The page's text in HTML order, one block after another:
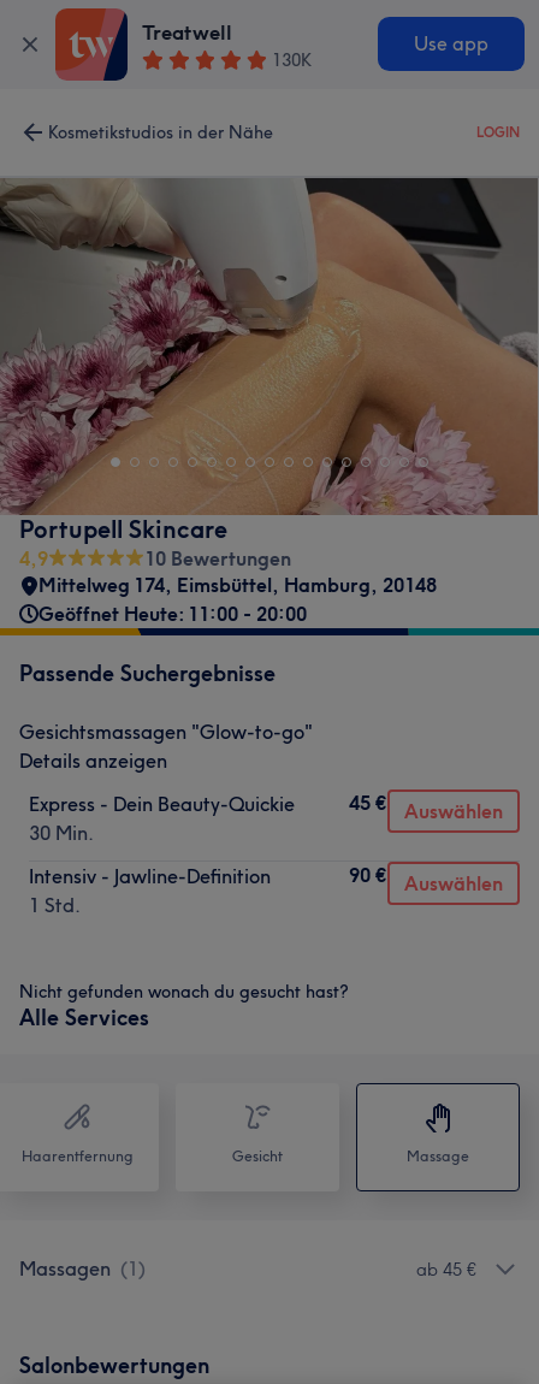
Treatwell
130K
Use app
Kosmetikstudios in der Nähe LOGIN
Portupell Skincare
4,9
10 Bewertungen
Mittelweg 174, Eimsbüttel, Hamburg, 20148
Geöffnet Heute: 11:00 - 20:00
Passende Suchergebnisse
Gesichtsmassagen "Glow-to-go"
Details anzeigen
Express - Dein Beauty-Quickie
30 Min.
45 € Auswählen
Intensiv - Jawline-Definition
1 Std.
90 € Auswählen
Nicht gefunden wonach du gesucht hast?
Alle Services
Haarentfernung Gesicht Massage
Massagen (1) ab 45 €
Salonbewertungen